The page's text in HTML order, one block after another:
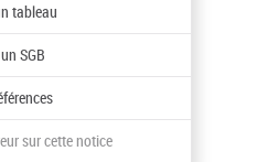
tableau
SGB
sur cette notice